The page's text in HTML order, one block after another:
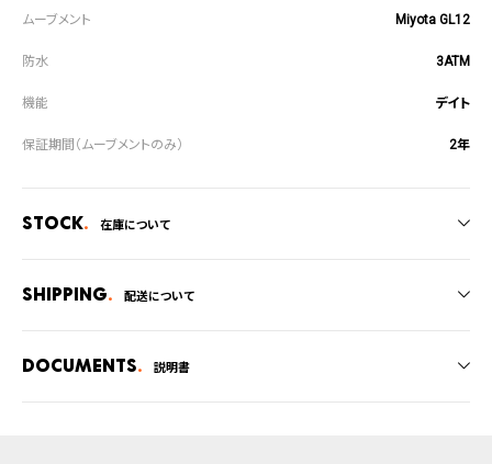
Miyota GL12
3ATM
デイト
2年
Stock 在庫について
在庫切れの場合、キャンセルをさせて頂きます。
Shipping 配送について
・系列店舗から取り寄せ後に発送
Documents 説明書